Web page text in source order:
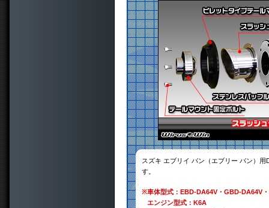
スズキ エブリイ バン（エブリー バン）
す。
※車体型式：EBD-DA64V・GBD-DA64V
エンジン型式：K6A